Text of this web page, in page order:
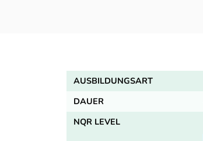
AUSBILDUNGSART
DAUER
NQR LEVEL